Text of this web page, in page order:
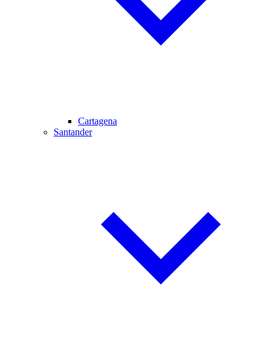
Cartagena
Santander